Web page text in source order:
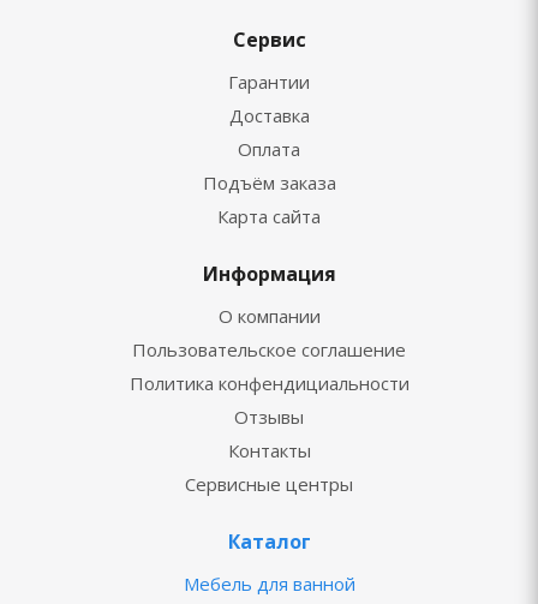
Сервис
Гарантии
Доставка
Оплата
Подъём заказа
Карта сайта
Информация
О компании
Пользовательское соглашение
Политика конфендициальности
Отзывы
Контакты
Сервисные центры
Каталог
Мебель для ванной